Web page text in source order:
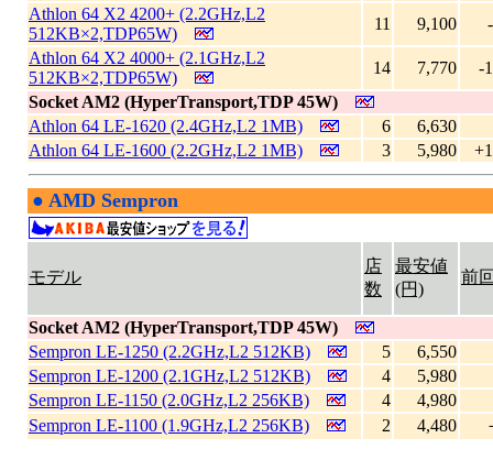
Athlon 64 X2 4200+ (2.2GHz,L2
512KB×2,TDP65W)
11 9,100
Athlon 64 X2 4000+ (2.1GHz,L2
512KB×2,TDP65W)
14 7,770
-
Socket AM2 (HyperTransport,TDP 45W)
Athlon 64 LE-1620 (2.4GHz,L2 1MB)
6
6,630
Athlon 64 LE-1600 (2.2GHz,L2 1MB)
3 5,980
● AMD Sempron
モデル
店
数
最安値
(円)
前
Socket AM2 (HyperTransport,TDP 45W)
Sempron LE-1250 (2.2GHz,L2 512KB)
5
6,550
Sempron LE-1200 (2.1GHz,L2 512KB)
4
5,980
Sempron LE-1150 (2.0GHz,L2 256KB)
4
4,980
Sempron LE-1100 (1.9GHz,L2 256KB)
2 4,480